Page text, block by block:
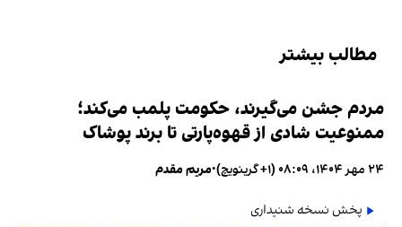
مطالب بیشتر
مردم جشن می‌گیرند، حکومت پلمب می‌کند؛
ممنوعیت شادی از قهوه‌پارتی تا برند پوشاک
۲۴ مهر ۱۴۰۴، ۰۸:۰۹ (‎+۱ گرینویچ) •مریم مقدم
پخش نسخه شنیداری